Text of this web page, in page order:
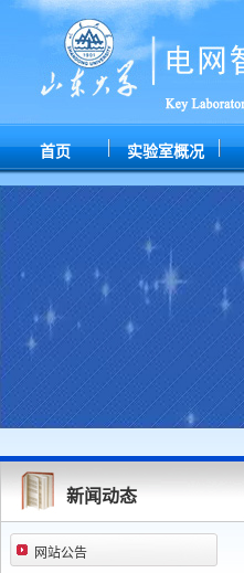
首页 实验室概况
新闻动态
网站公告